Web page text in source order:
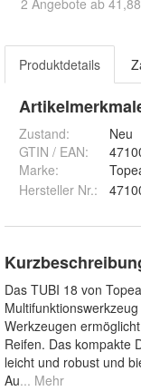
2 Angebote ab
Produktdetails
Zustand:
Neu
GTIN / EAN:
Marke:
Hersteller Nr.:
Das TUBI 18 von
Werkzeugen
Reifen. Das kompakte
leicht und robust und
Au... Mehr